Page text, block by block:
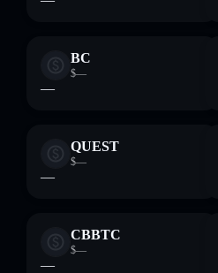
BC
$—
—
QUEST
$—
—
CBBTC
$—
—